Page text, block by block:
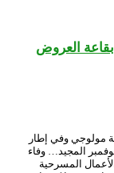
العروض
مولوجي وفي إطار
بسبعينية إندلاع الثورة التحريرية 1954-2024 “نوفمبر المجيد… وفاء
المسرحية